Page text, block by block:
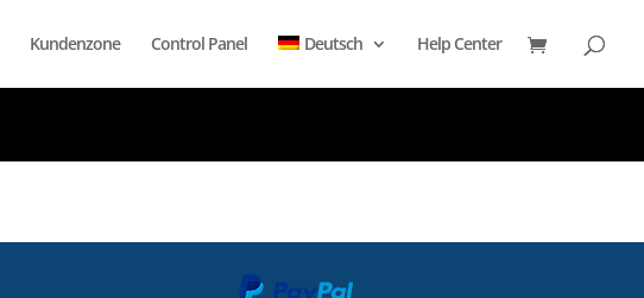
Kundenzone Control Panel Deutsch Help Center